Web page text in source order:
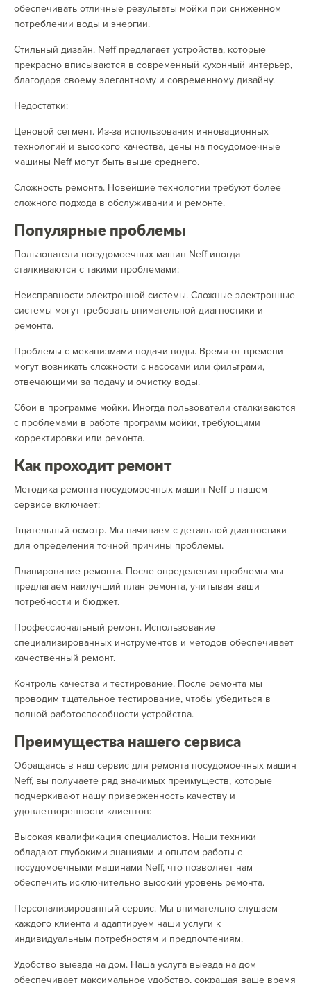
обеспечивать отличные результаты мойки при сниженном
потреблении воды и энергии.
Стильный дизайн. Neff предлагает устройства, которые
прекрасно вписываются в современный кухонный интерьер,
благодаря своему элегантному и современному дизайну.
Недостатки:
Ценовой сегмент. Из-за использования инновационных
технологий и высокого качества, цены на посудомоечные
машины Neff могут быть выше среднего.
Сложность ремонта. Новейшие технологии требуют более
сложного подхода в обслуживании и ремонте.
Популярные проблемы
Пользователи посудомоечных машин Neff иногда
сталкиваются с такими проблемами:
Неисправности электронной системы. Сложные электронные
системы могут требовать внимательной диагностики и
ремонта.
Проблемы с механизмами подачи воды. Время от времени
могут возникать сложности с насосами или фильтрами,
отвечающими за подачу и очистку воды.
Сбои в программе мойки. Иногда пользователи сталкиваются
с проблемами в работе программ мойки, требующими
корректировки или ремонта.
Как проходит ремонт
Методика ремонта посудомоечных машин Neff в нашем
сервисе включает:
Тщательный осмотр. Мы начинаем с детальной диагностики
для определения точной причины проблемы.
Планирование ремонта. После определения проблемы мы
предлагаем наилучший план ремонта, учитывая ваши
потребности и бюджет.
Профессиональный ремонт. Использование
специализированных инструментов и методов обеспечивает
качественный ремонт.
Контроль качества и тестирование. После ремонта мы
проводим тщательное тестирование, чтобы убедиться в
полной работоспособности устройства.
Преимущества нашего сервиса
Обращаясь в наш сервис для ремонта посудомоечных машин
Neff, вы получаете ряд значимых преимуществ, которые
подчеркивают нашу приверженность качеству и
удовлетворенности клиентов:
Высокая квалификация специалистов. Наши техники
обладают глубокими знаниями и опытом работы с
посудомоечными машинами Neff, что позволяет нам
обеспечить исключительно высокий уровень ремонта.
Персонализированный сервис. Мы внимательно слушаем
каждого клиента и адаптируем наши услуги к
индивидуальным потребностям и предпочтениям.
Удобство выезда на дом. Наша услуга выезда на дом
обеспечивает максимальное удобство, сокращая ваше время